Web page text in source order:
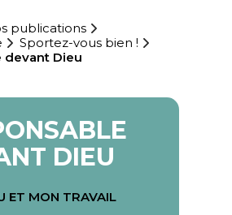
publications
Sportez-vous bien !
devant Dieu
DIEU
ET MON TRAVAIL